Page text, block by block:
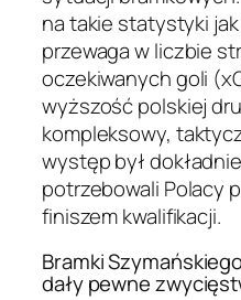
na takie statystyki
przewaga w liczbie
oczekiwanych goli
wyższość polskiej
kompleksowy,
występ był
potrzebowali Polacy
finiszem kwalifikacji.
Bramki
dały pewne